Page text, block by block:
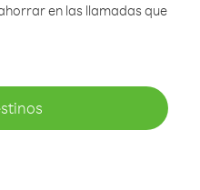
en las llamadas que